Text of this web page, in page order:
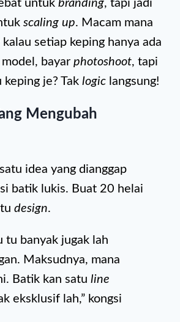
untuk branding, tapi jadi
scaling up. Macam mana
kalau setiap keping hanya ada
bayar photoshoot, tapi
keping je? Tak logic langsung!
Mengubah
idea yang dianggap
batik lukis. Buat 20 helai
design.
tu banyak jugak lah
Maksudnya, mana
Batik kan satu line
eksklusif lah,” kongsi